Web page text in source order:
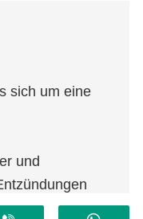
sich um eine
und
und